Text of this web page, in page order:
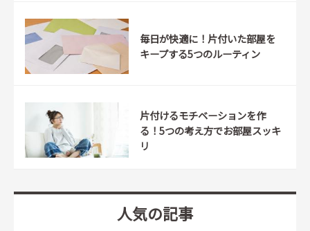
毎日が快適に！片付いた部屋を
キープする5つのルーティン
片付けるモチベーションを作
る！5つの考え方でお部屋スッキ
リ
人気の記事